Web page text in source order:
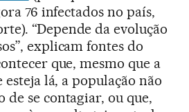
76 infectados no país,
“Depende da evolução
explicam fontes do
que, mesmo que a
lá, a população não
de se contagiar, ou que,